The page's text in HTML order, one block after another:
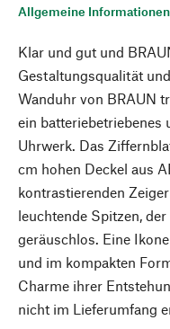
Allgemeine Informationen
Klar und gut und
Gestaltungsqualität
Wanduhr von BRAUN
ein batteriebetriebenes
Uhrwerk. Das
cm hohen Deckel aus
kontrastierenden
leuchtende Spitzen,
geräuschlos. Eine
und im kompakten
Charme ihrer
nicht im Lieferumfang